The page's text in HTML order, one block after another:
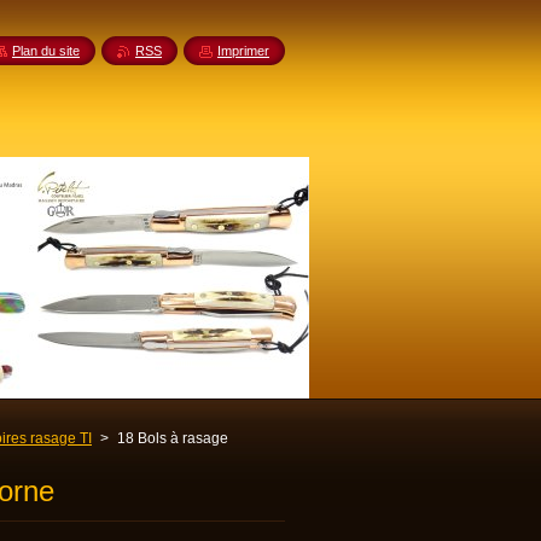
rasage TI > 18 Bols à rasage
Plan du site RSS Imprimer